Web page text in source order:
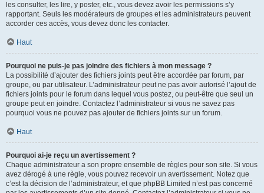
les consulter, les lire, y poster, etc., vous devez avoir les permissions s’y
rapportant. Seuls les modérateurs de groupes et les administrateurs peuvent
accorder ces accès, vous devez donc les contacter.
Haut
Pourquoi ne puis-je pas joindre des fichiers à mon message ?
La possibilité d’ajouter des fichiers joints peut être accordée par forum, par
groupe, ou par utilisateur. L’administrateur peut ne pas avoir autorisé l’ajout de
fichiers joints pour le forum dans lequel vous postez, ou peut-être que seul un
groupe peut en joindre. Contactez l’administrateur si vous ne savez pas
pourquoi vous ne pouvez pas ajouter de fichiers joints sur un forum.
Haut
Pourquoi ai-je reçu un avertissement ?
Chaque administrateur a son propre ensemble de règles pour son site. Si vous
avez dérogé à une règle, vous pouvez recevoir un avertissement. Notez que
c’est la décision de l’administrateur, et que phpBB Limited n’est pas concerné